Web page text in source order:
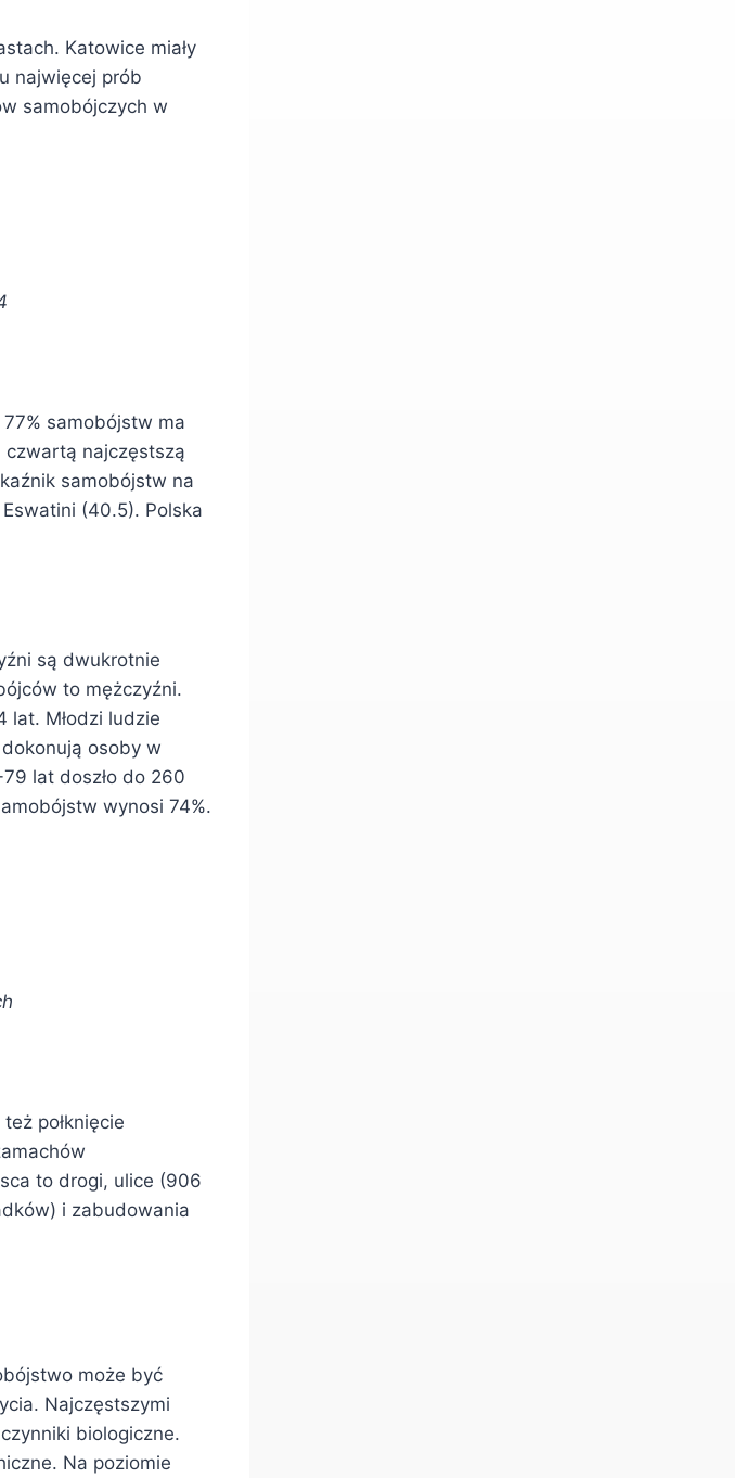
Katowice miały
najwięcej prób
samobójczych w
samobójstw ma
najczęstszą
samobójstw na
(40.5). Polska
są dwukrotnie
to mężczyźni.
lat. Młodzi ludzie
osoby w
lat doszło do 260
wynosi 74%.
połknięcie
to drogi, ulice (906
i zabudowania
może być
Najczęstszymi
biologiczne.
Na poziomie